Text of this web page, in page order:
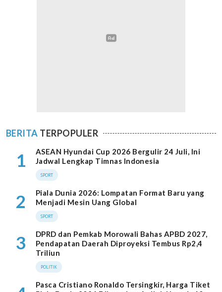
BERITA TERPOPULER
1
ASEAN Hyundai Cup 2026 Bergulir 24 Juli, Ini
Jadwal Lengkap Timnas Indonesia
SPORT
2
Piala Dunia 2026: Lompatan Format Baru yang
Menjadi Mesin Uang Global
SPORT
3
DPRD dan Pemkab Morowali Bahas APBD 2027,
Pendapatan Daerah Diproyeksi Tembus Rp2,4
Triliun
POLITIK
Pasca Cristiano Ronaldo Tersingkir, Harga Tiket